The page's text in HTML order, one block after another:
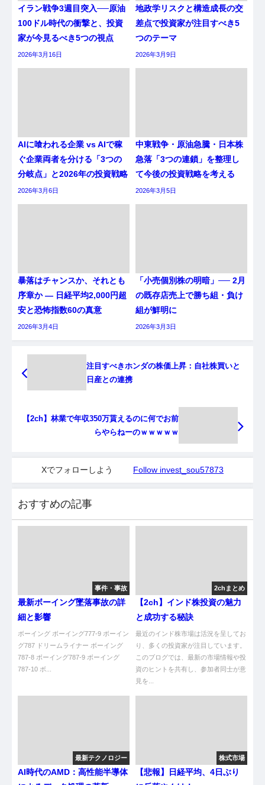
イラン戦争3週目突入──原油
100ドル時代の衝撃と、投資
家が今見るべき5つの視点
2026年3月16日
地政学リスクと構造成長の交
差点で投資家が注目すべき5
つのテーマ
2026年3月9日
AIに喰われる企業 vs AIで稼
ぐ企業両者を分ける「3つの
分岐点」と2026年の投資戦略
2026年3月6日
中東戦争・原油急騰・日本株
急落「3つの連鎖」を整理し
て今後の投資戦略を考える
2026年3月5日
暴落はチャンスか、それとも
序章か ― 日経平均2,000円超
安と恐怖指数60の真意
2026年3月4日
「小売個別株の明暗」── 2月
の既存店売上で勝ち組・負け
組が鮮明に
2026年3月3日
注目すべきホンダの株価上昇：自社株買いと
日産との連携
【2ch】林業で年収350万貰えるのに何でお前
らやらねーのｗｗｗｗｗ
Xでフォローしよう Follow invest_sou57873
おすすめの記事
事件・事故
最新ボーイング墜落事故の詳
細と影響
ボーイング ボーイング777-9 ボーイン
グ787 ドリームライナー ボーイング
787-8 ボーイング787-9 ボーイング
787-10 ボ...
2chまとめ
【2ch】インド株投資の魅力
と成功する秘訣
最近のインド株市場は活況を呈してお
り、多くの投資家が注目しています。
このブログでは、最新の市場情報や投
資のヒントを共有し、参加者同士が意
見を...
最新テクノロジー
AI時代のAMD：高性能半導体
株式市場
【悲報】日経平均、4日ぶり